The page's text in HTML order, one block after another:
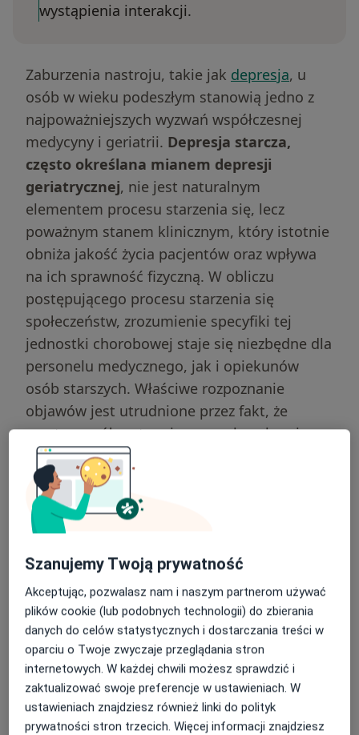
wystąpienia interakcji.
Zaburzenia nastroju, takie jak depresja, u
osób w wieku podeszłym stanowią jedno z
najpoważniejszych wyzwań współczesnej
medycyny i geriatrii. Depresja starcza,
często określana mianem depresji
geriatrycznej, nie jest naturalnym
elementem procesu starzenia się, lecz
poważnym stanem klinicznym, który istotnie
obniża jakość życia pacjentów oraz wpływa
na ich sprawność fizyczną. W obliczu
postępującego procesu starzenia się
społeczeństw, zrozumienie specyfiki tej
jednostki chorobowej staje się niezbędne dla
personelu medycznego, jak i opiekunów
osób starszych. Właściwe rozpoznanie
objawów jest utrudnione przez fakt, że
często współwystępują one z chorobami
somatycznymi lub są błędnie interpretowane
jako deficyty poznawcze wynikające z wieku.
Edukacja w zakresie wczesnego wykrywania
symptomów oraz znajomość dostępnych
skutecznej pomocy seniorom.
Skala problemu –
statystyki dotyczące
depresji u seniorów w
Polsce
Szanujemy Twoją prywatność
Akceptując, pozwalasz nam i naszym partnerom używać
plików cookie (lub podobnych technologii) do zbierania
danych do celów statystycznych i dostarczania treści w
oparciu o Twoje zwyczaje przeglądania stron
internetowych. W każdej chwili możesz sprawdzić i
zaktualizować swoje preferencje w ustawieniach. W
ustawieniach znajdziesz również linki do polityk
prywatności stron trzecich. Więcej informacji znajdziesz